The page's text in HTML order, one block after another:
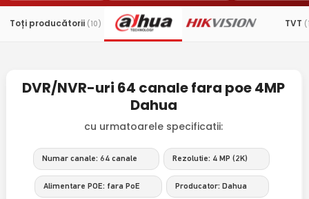
Toți producătorii (10) TVT
DVR/NVR-uri 64 canale fara poe 4MP
Dahua
cu urmatoarele specificatii:
Numar canale: 64 canale Rezolutie: 4 MP (2K)
Alimentare POE: fara PoE Producator: Dahua